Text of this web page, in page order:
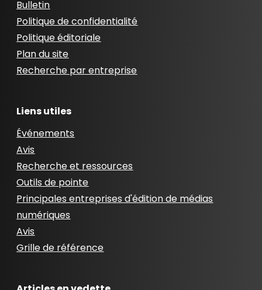
Bulletin
Politique de confidentialité
Politique éditoriale
Plan du site
Recherche par entreprise
Liens utiles
Événements
Avis
Recherche et ressources
Outils de pointe
Principales entreprises d'édition de médias
numériques
Avis
Grille de référence